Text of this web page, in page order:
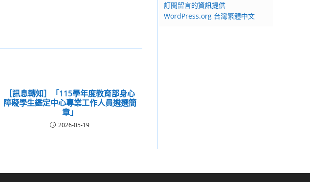
［訊息轉知］「115學年度教育部身心
障礙學生鑑定中心專業工作人員遴選簡
章」
2026-05-19
訂閱留言的資訊提供
WordPress.org 台灣繁體中文